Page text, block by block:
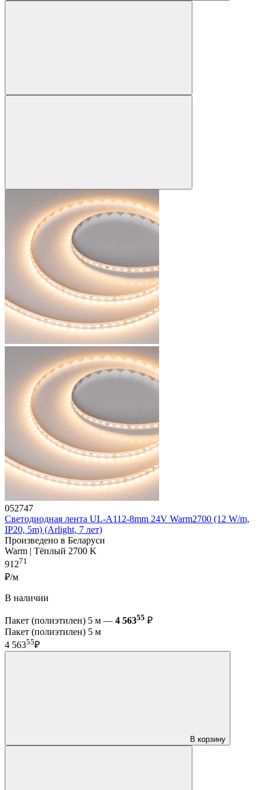
052747
Светодиодная лента UL-A112-8mm 24V Warm2700 (12 W/m,
IP20, 5m) (Arlight, 7 лет)
Произведено в Беларуси
Warm | Тёплый 2700 K
91271
₽/м
В наличии
Пакет (полиэтилен) 5 м — 4 56355 ₽
Пакет (полиэтилен) 5 м
4 56355₽
В корзину